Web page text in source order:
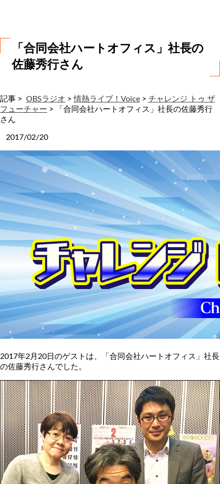
「合同会社ハートオフィス」社長の
佐藤秀行さん
記事 > OBSラジオ >情熱ライブ！Voice > チャレンジ トゥ ザ
フューチャー >
「合同会社ハートオフィス」社長の佐藤秀行
さん
2017/02/20
2017年2月20日のゲストは、「合同会社ハートオフィス」社長
の佐藤秀行さんでした。